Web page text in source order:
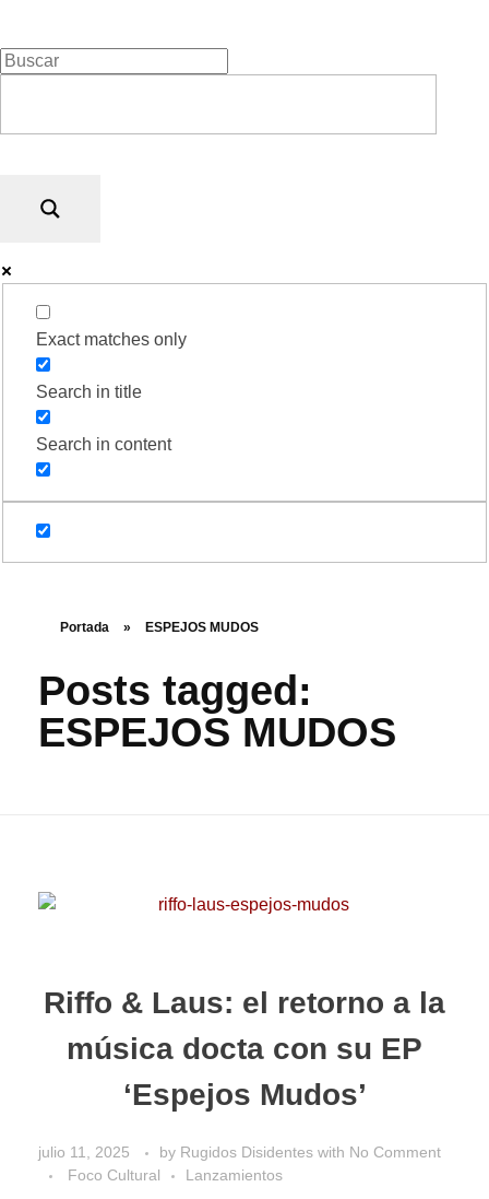
Exact matches only
Search in title
Search in content
Portada » ESPEJOS MUDOS
Posts tagged:
ESPEJOS MUDOS
Riffo & Laus: el retorno a la
música docta con su EP
‘Espejos Mudos’
julio 11, 2025 by Rugidos Disidentes with No Comment
Foco Cultural
Lanzamientos